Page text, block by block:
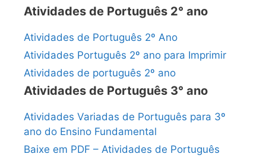
Atividades de Português 2° ano
Atividades de Português 2º Ano
Atividades Português 2º ano para Imprimir
Atividades de português 2º ano
Atividades de Português 3° ano
Atividades Variadas de Português para 3º
ano do Ensino Fundamental
Baixe em PDF – Atividades de Português